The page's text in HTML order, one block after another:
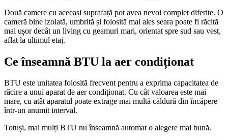
Două camere cu aceeași suprafață pot avea nevoi complet diferite. O
cameră bine izolată, umbrită și folosită mai ales seara poate fi răcită
mai ușor decât un living cu geamuri mari, orientat spre sud sau vest,
aflat la ultimul etaj.
Ce înseamnă BTU la aer condiționat
BTU este unitatea folosită frecvent pentru a exprima capacitatea de
răcire a unui aparat de aer condiționat. Cu cât valoarea este mai
mare, cu atât aparatul poate extrage mai multă căldură din încăpere
într-un anumit interval.
Totuși, mai mulți BTU nu înseamnă automat o alegere mai bună.